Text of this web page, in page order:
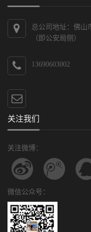
总公司地址：佛山
（即公安局侧）
13690603002
关注我们
关注微博：
微信公众号：